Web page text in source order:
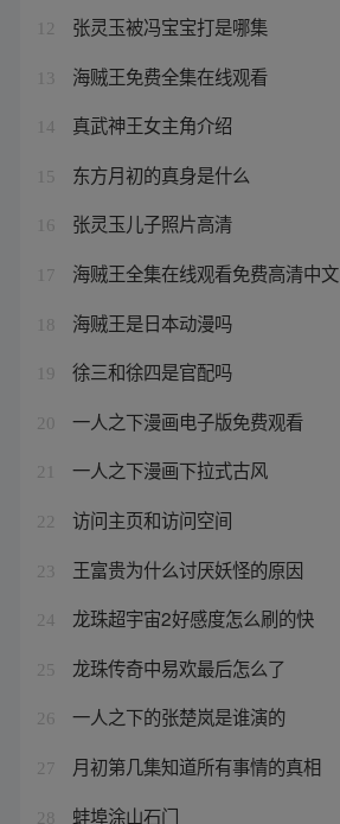
12 张灵玉被冯宝宝打是哪集
13 海贼王免费全集在线观看
14 真武神王女主角介绍
15 东方月初的真身是什么
16 张灵玉儿子照片高清
17 海贼王全集在线观看免费高清中文
18 海贼王是日本动漫吗
19 徐三和徐四是官配吗
20 一人之下漫画电子版免费观看
21 一人之下漫画下拉式古风
22 访问主页和访问空间
23 王富贵为什么讨厌妖怪的原因
24 龙珠超宇宙2好感度怎么刷的快
25 龙珠传奇中易欢最后怎么了
26 一人之下的张楚岚是谁演的
27 月初第几集知道所有事情的真相
28 蚌埠涂山石门